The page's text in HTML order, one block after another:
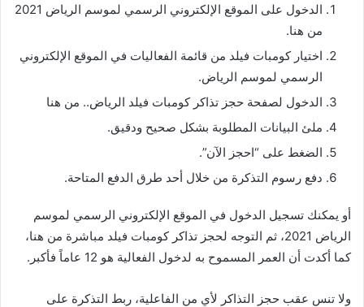
الدخول على الموقع الإلكتروني الرسمي لموسم الرياض 2021
من هنا.
اختيار كومبات فيلد من قائمة الفعاليات في الموقع الإلكتروني
الرسمي لموسم الرياض.
الدخول لصفحة حجز تذاكر كومبات فيلد الرياض.. من هنا
ملئ البيانات المطلوبة بشكل صحيح ودقيق.
الضغط على “احجز الآن”.
دفع رسوم التذكرة من خلال أحد طرق الدفع المتاحة.
أو يمكنك تسجيل الدخول في الموقع الإلكتروني الرسمي لموسم
الرياض 2021، ثم التوجه لحجز تذاكر كومبات فيلد مباشرة من هنا،
كما أكدت أن العمر المسموح به لدخول الفعالية هو 12 عاماً فأكبر.
ولا تنس عقب حجز التذاكر لأي من الفاعلية، ربط التذكرة على